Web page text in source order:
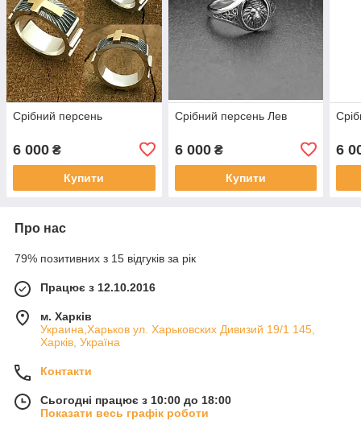
Срібний персень
6 000 ₴
Купити
Срібний персень Лев
6 000₴
Купити
6
Про нас
79% позитивних з 15 відгуків за рік
Працює з 12.10.2016
м. Харків
Украина,Харьков ул. Харьковских Дивизий 19/1 145,
Харків, Україна
Контакти
Сьогодні працює з 10:00 до 18:00
Показати весь графік роботи